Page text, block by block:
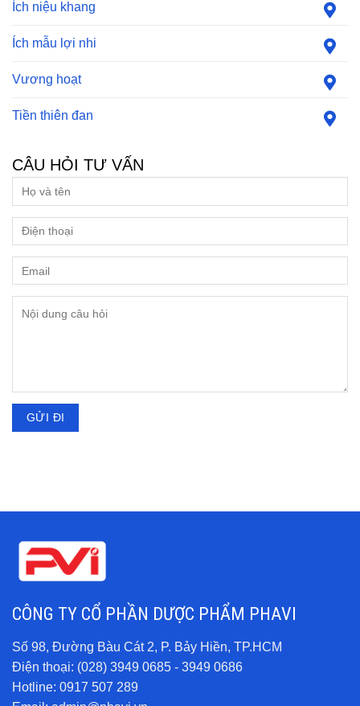
Ích niệu khang
Ích mẫu lợi nhi
Vương hoạt
Tiền thiên đan
CÂU HỎI TƯ VẤN
CÔNG TY CỔ PHẦN DƯỢC PHẨM PHAVI
Số 98, Đường Bàu Cát 2, P. Bảy Hiền, TP.HCM
Điện thoại: (028) 3949 0685 - 3949 0686
Hotline: 0917 507 289